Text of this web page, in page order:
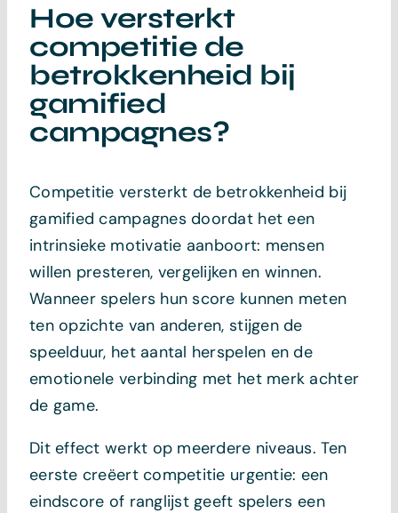
Hoe versterkt
competitie de
betrokkenheid bij
gamified
campagnes?
Competitie versterkt de betrokkenheid bij
gamified campagnes doordat het een
intrinsieke motivatie aanboort: mensen
willen presteren, vergelijken en winnen.
Wanneer spelers hun score kunnen meten
ten opzichte van anderen, stijgen de
speelduur, het aantal herspelen en de
emotionele verbinding met het merk achter
de game.
Dit effect werkt op meerdere niveaus. Ten
eerste creëert competitie urgentie: een
eindscore of ranglijst geeft spelers een